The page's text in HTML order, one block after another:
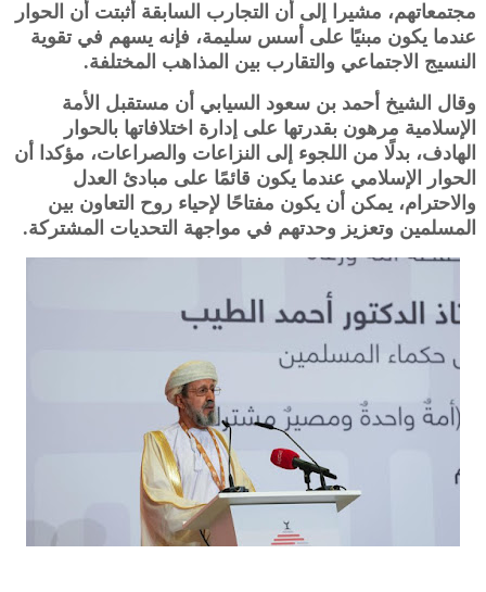
مجتمعاتهم، مشيرا إلى أن التجارب السابقة أثبتت أن الحوار
عندما يكون مبنيًا على أسس سليمة، فإنه يسهم في تقوية
النسيج الاجتماعي والتقارب بين المذاهب المختلفة.
وقال الشيخ أحمد بن سعود السيابي أن مستقبل الأمة
الإسلامية مرهون بقدرتها على إدارة اختلافاتها بالحوار
الهادف، بدلًا من اللجوء إلى النزاعات والصراعات، مؤكدا أن
الحوار الإسلامي عندما يكون قائمًا على مبادئ العدل
والاحترام، يمكن أن يكون مفتاحًا لإحياء روح التعاون بين
المسلمين وتعزيز وحدتهم في مواجهة التحديات المشتركة.